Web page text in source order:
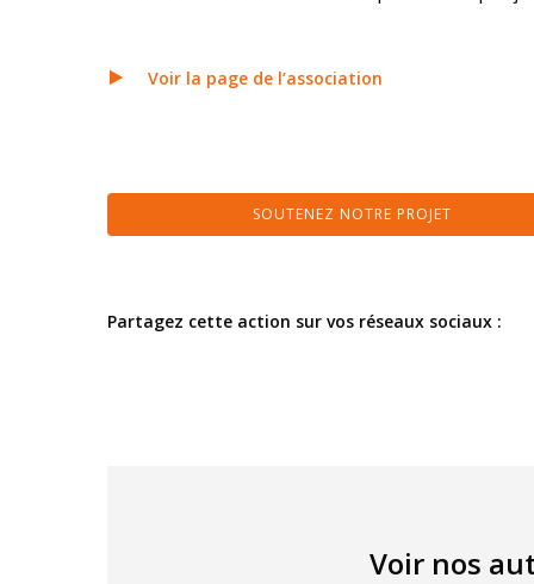
Voir la page de l’association
SOUTENEZ NOTRE PROJET
Partagez cette action sur vos réseaux sociaux :
Voir nos